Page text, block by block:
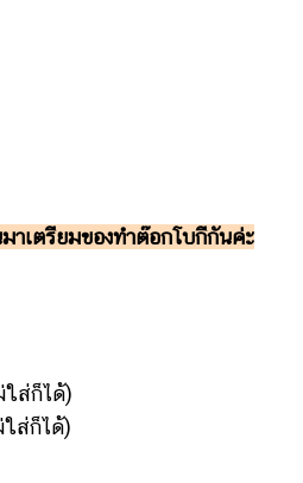
าเตรียมของทำต๊อกโบกีกันค่ะ
ใส่ก็ได้)
ส่ก็ได้)